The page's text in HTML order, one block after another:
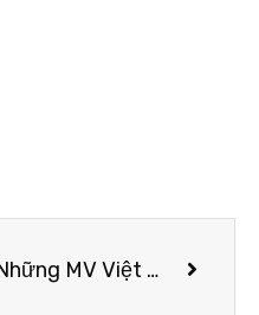
Những MV Việt bị phản ứng về trang phục